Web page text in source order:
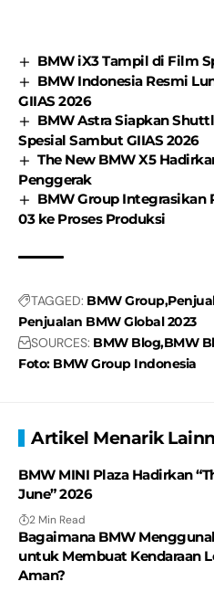
BMW iX3 Tampil di Film
BMW Indonesia Resmi
GIIAS 2026
BMW Astra Siapkan
Spesial Sambut GIIAS 2026
The New BMW X5
Penggerak
BMW Group
03 ke Proses Produksi
TAGGED: BMW Group
Penjualan BMW Global 2023
SOURCES: BMW BlogBMW
Foto: BMW Group Indonesia
Artikel Menarik
BMW MINI Plaza Hadirkan
June” 2026
2 Min Read
Bagaimana BMW
untuk Membuat Kendaraan
Aman?